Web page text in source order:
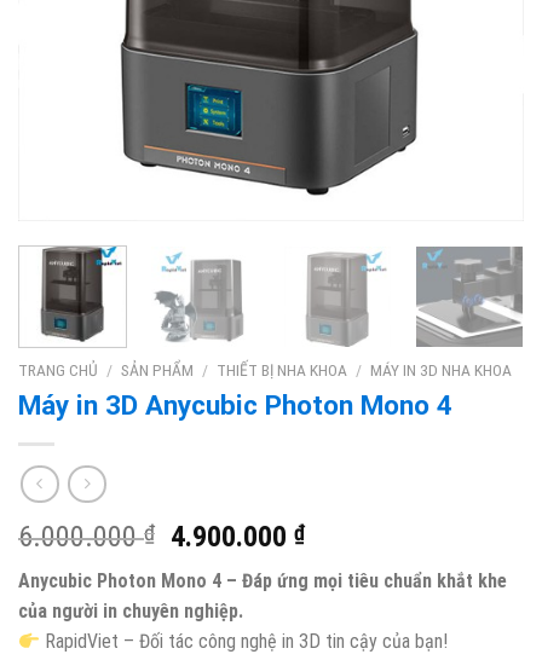
TRANG CHỦ / SẢN PHẨM / THIẾT BỊ NHA KHOA / MÁY IN 3D NHA KHOA
Máy in 3D Anycubic Photon Mono 4
6.000.000₫ 4.900.000₫
Anycubic Photon Mono 4 – Đáp ứng mọi tiêu chuẩn khắt khe
của người in chuyên nghiệp.
RapidViet – Đối tác công nghệ in 3D tin cậy của bạn!